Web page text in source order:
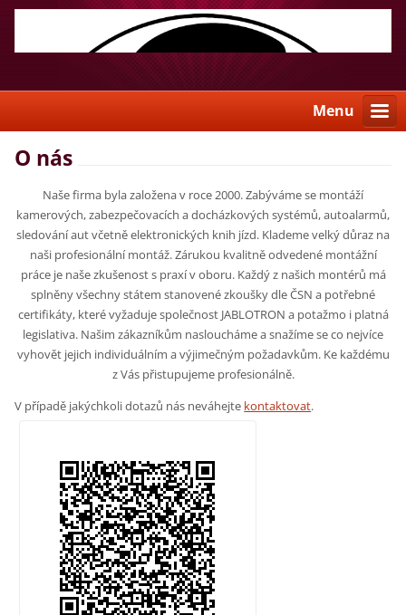
Menu
O nás
Naše firma byla založena v roce 2000. Zabýváme se montáží
kamerových, zabezpečovacích a docházkových systémů, autoalarmů,
sledování aut včetně elektronických knih jízd. Klademe velký důraz na
naši profesionální montáž. Zárukou kvalitně odvedené montážní
práce je naše zkušenost s praxí v oboru. Každý z našich montérů má
splněny všechny státem stanovené zkoušky dle ČSN a potřebné
certifikáty, které vyžaduje společnost JABLOTRON a potažmo i platná
legislativa. Našim zákazníkům nasloucháme a snažíme se co nejvíce
vyhovět jejich individuálním a výjimečným požadavkům. Ke každému
z Vás přistupujeme profesionálně.
V případě jakýchkoli dotazů nás neváhejte kontaktovat.